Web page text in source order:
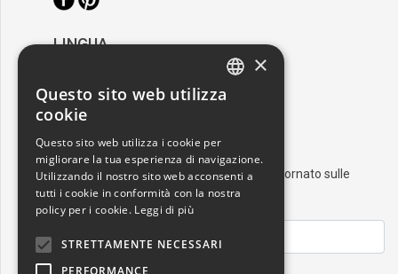
LINGUA
Iscriviti alla nostra newsletter e resta aggiornato sulle
ultime novità nel mondo dell'arte
×
Questo sito web utilizza
cookie
Questo sito web utilizza i cookie per
migliorare la tua esperienza di navigazione.
Utilizzando il nostro sito web acconsenti a
tutti i cookie in conformità con la nostra
policy per i cookie. Leggi di più
STRETTAMENTE NECESSARI
PERFORMANCE